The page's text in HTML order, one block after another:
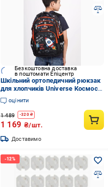
Безкоштовна доставка
в поштомати Епіцентр
Шкільний ортопедичний рюкзак
для хлопчиків Universe Космос
1-5 клас Чорний (33065799)
оцінити
1 489 -320₴
1 169 ₴/шт.
Доставимо